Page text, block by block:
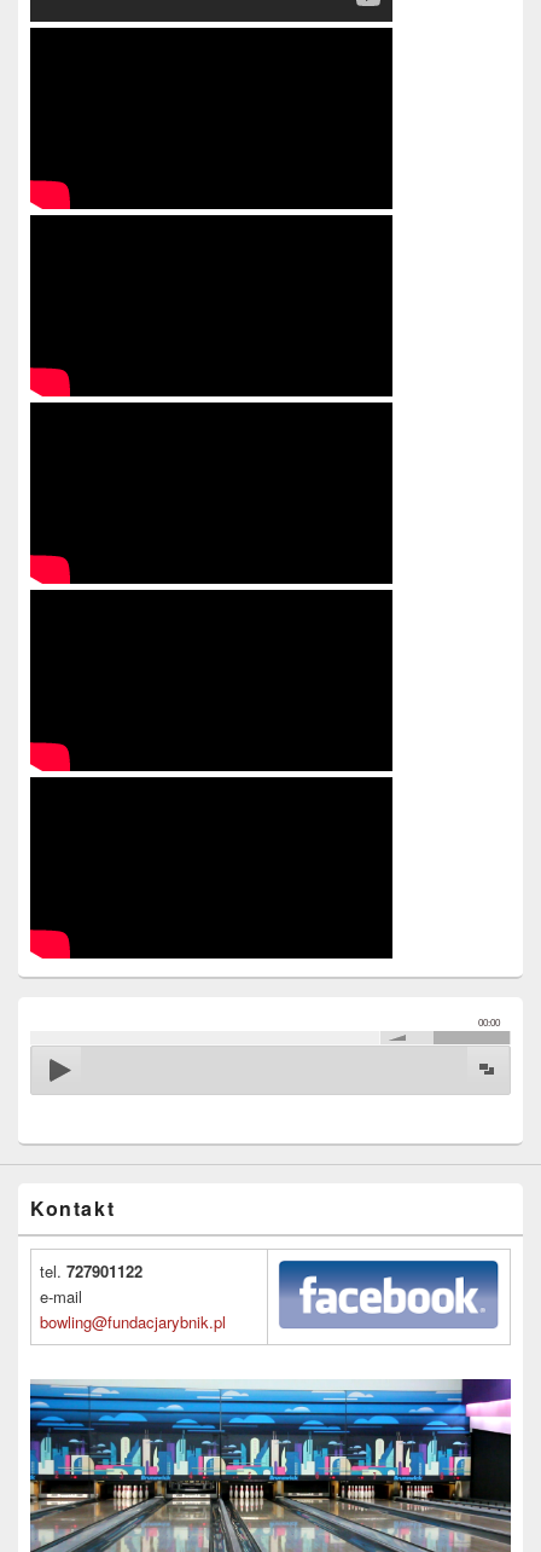
00:00
Kontakt
tel. 727901122
e-mail
bowling@fundacjarybnik.pl